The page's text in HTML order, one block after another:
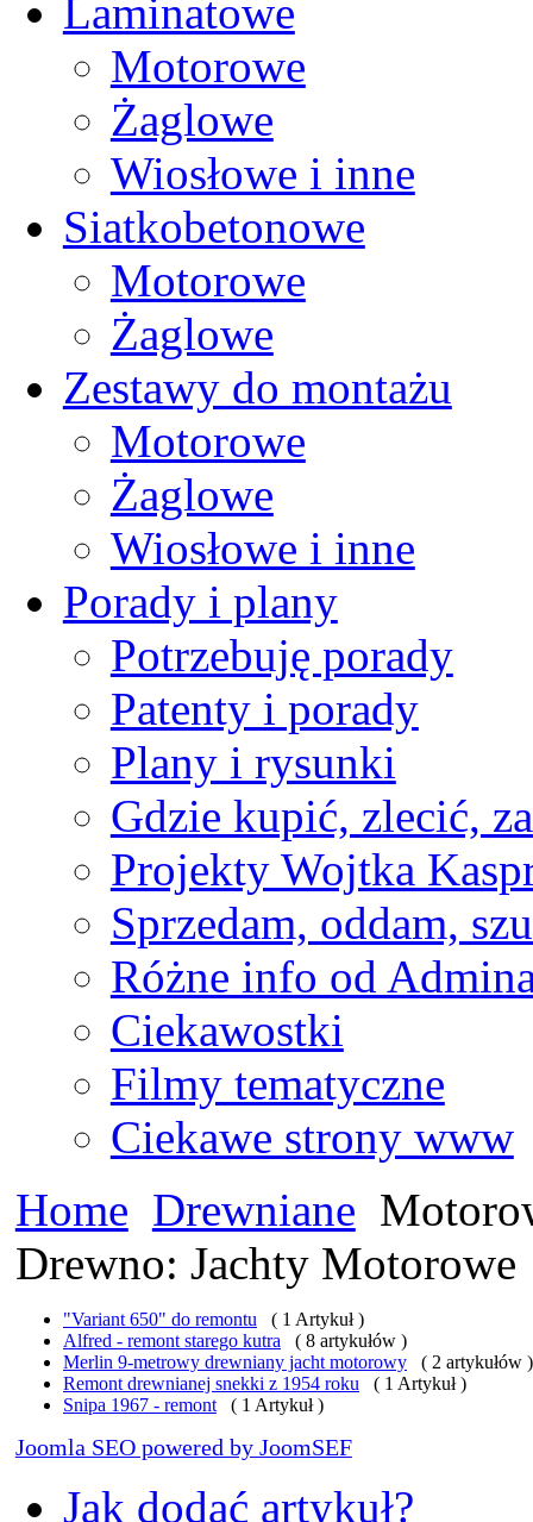
Laminatowe
Motorowe
Żaglowe
Wiosłowe i inne
Siatkobetonowe
Motorowe
Żaglowe
Zestawy do montażu
Motorowe
Żaglowe
Wiosłowe i inne
Porady i plany
Potrzebuję porady
Patenty i porady
Plany i rysunki
Gdzie kupić, zlecić,
Projekty Wojtka
Sprzedam, oddam,
Różne info od
Ciekawostki
Filmy tematyczne
Ciekawe strony www
Home Drewniane
Drewno: Jachty Motorowe
"Variant 650" do remontu
( 1 Artykuł )
Alfred - remont starego kutra
( 8 artykułów )
Merlin 9-metrowy drewniany jacht motorowy
( 2 artykułów )
Remont drewnianej snekki z 1954 roku
( 1 Artykuł )
Snipa 1967 - remont
( 1 Artykuł )
Joomla SEO powered by JoomSEF
Jak dodać artykuł?